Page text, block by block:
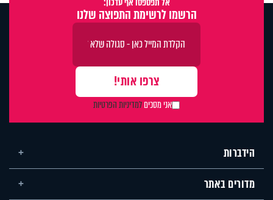
הרשמו לרשימת התפוצה שלנו
אני מסכיםלמדיניות הפרטיות
הידברות
מדורים באתר